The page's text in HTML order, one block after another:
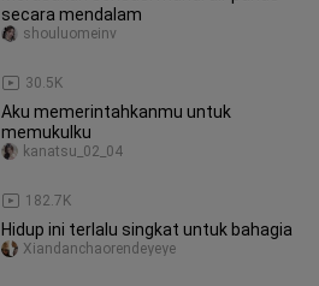
secara mendalam
30.5K
shouluomeinv
Aku memerintahkanmu untuk
memukulku
182.7K
kanatsu_02_04
Hidup ini terlalu singkat untuk bahagia
Xiandanchaorendeyeye